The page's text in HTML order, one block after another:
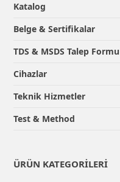
Katalog
Belge & Sertifikalar
TDS & MSDS Talep Formu
Cihazlar
Teknik Hizmetler
Test & Method
ÜRÜN KATEGORILERI